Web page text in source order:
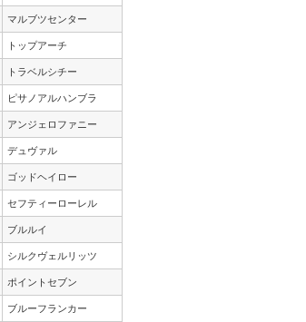
マルブツセンター
トップアーチ
トラベルシチー
ピサノアルハンブラ
アンジェロファニー
デュヴァル
ゴッドヘイロー
セフティーローレル
ブルルイ
シルクヴェルリッツ
ポイントセブン
ブルーフランカー